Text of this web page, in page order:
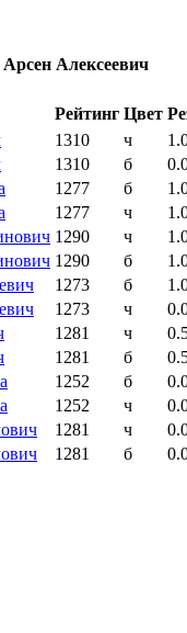
Алексеевич
Рейтинг Цвет
1310 ч
1310 б
1277 б
1277 ч
1290 ч
1290 б
1273 б
1273 ч
1281 ч
1281 б
1252 б
1252 ч
1281 ч
1281 б